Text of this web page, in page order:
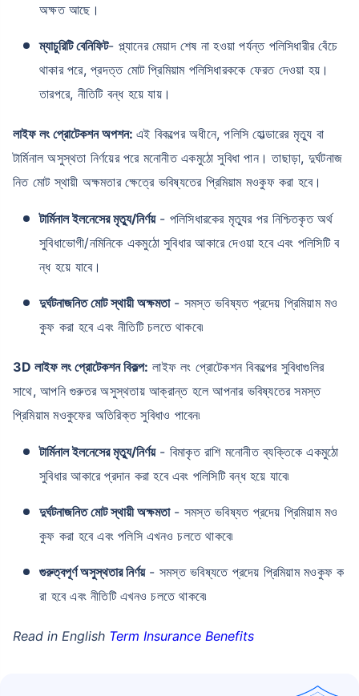
অক্ষত আছে।
ম্যাচুরিটি বেনিফিট- প্ল্যানের মেয়াদ শেষ না হওয়া পর্যন্ত পলিসিধারীর বেঁচে
থাকার পরে, প্রদত্ত মোট প্রিমিয়াম পলিসিধারককে ফেরত দেওয়া হয়।
তারপরে, নীতিটি বন্ধ হয়ে যায়।
লাইফ লং প্রোটেকশন অপশন: এই বিকল্পের অধীনে, পলিসি হোল্ডারের মৃত্যু বা
টার্মিনাল অসুস্থতা নির্ণয়ের পরে মনোনীত একমুঠো সুবিধা পান। তাছাড়া, দুর্ঘটনাজ
নিত মোট স্থায়ী অক্ষমতার ক্ষেত্রে ভবিষ্যতের প্রিমিয়াম মওকুফ করা হবে।
টার্মিনাল ইলনেসের মৃত্যু/নির্ণয়- পলিসিধারকের মৃত্যুর পর নিশ্চিতকৃত অর্থ
সুবিধাভোগী/নমিনিকে একমুঠো সুবিধার আকারে দেওয়া হবে এবং পলিসিটি ব
ন্ধ হয়ে যাবে।
দুর্ঘটনাজনিত মোট স্থায়ী অক্ষমতা- সমস্ত ভবিষ্যত প্রদেয় প্রিমিয়াম মও
কুফ করা হবে এবং নীতিটি চলতে থাকবে৷
3D লাইফ লং প্রোটেকশন বিকল্প: লাইফ লং প্রোটেকশন বিকল্পের সুবিধাগুলির
সাথে, আপনি গুরুতর অসুস্থতায় আক্রান্ত হলে আপনার ভবিষ্যতের সমস্ত
প্রিমিয়াম মওকুফের অতিরিক্ত সুবিধাও পাবেন৷
টার্মিনাল ইলনেসের মৃত্যু/নির্ণয়- বিমাকৃত রাশি মনোনীত ব্যক্তিকে একমুঠো
সুবিধার আকারে প্রদান করা হবে এবং পলিসিটি বন্ধ হয়ে যাবে৷
দুর্ঘটনাজনিত মোট স্থায়ী অক্ষমতা- সমস্ত ভবিষ্যত প্রদেয় প্রিমিয়াম মও
কুফ করা হবে এবং পলিসি এখনও চলতে থাকবে৷
গুরুত্বপূর্ণ অসুস্থতার নির্ণয়- সমস্ত ভবিষ্যতে প্রদেয় প্রিমিয়াম মওকুফ ক
রা হবে এবং নীতিটি এখনও চলতে থাকবে৷
Read in English Term Insurance Benefits